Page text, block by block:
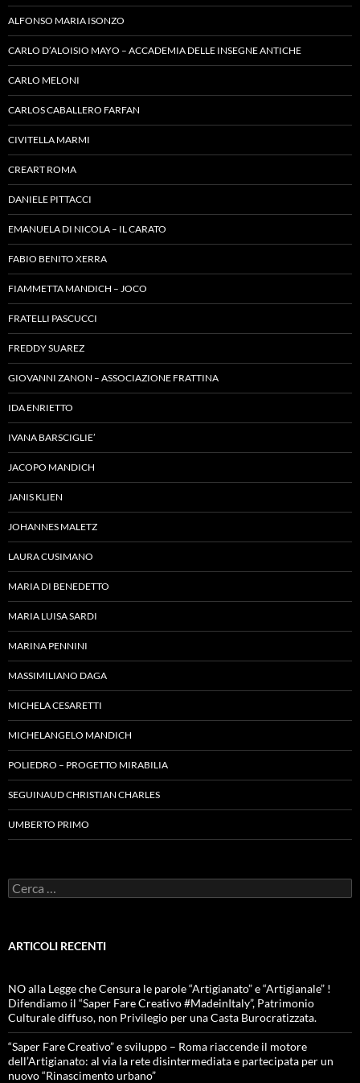
ALFONSO MARIA ISONZO
CARLO D’ALOISIO MAYO – ACCADEMIA DELLE INSEGNE ANTICHE
CARLO MELONI
CARLOS CABALLERO FARFAN
CIVITELLA MARMI
CREART ROMA
DANIELE PITTACCI
EMANUELA DI NICOLA – IL CARATO
FABIO BENITO XERRA
FIAMMETTA MANDICH – JOCO
FRATELLI PASCUCCI
FREDDY SUAREZ
GIOVANNI ZANON – ASSOCIAZIONE FRATTINA
IDA ENRIETTO
IVANA BARSCIGLIE’
JACOPO MANDICH
JANIS KLIEN
JOHANNES MALETZ
LAURA CUSIMANO
MARIA DI BENEDETTO
MARIA LUISA SARDI
MARINA PENNINI
MASSIMILIANO DAGA
MICHELA CESARETTI
MICHELANGELO MANDICH
POLIEDRO – PROGETTO MIRABILIA
SEGUINAUD CHRISTIAN CHARLES
UMBERTO PRIMO
Ricerca
per:
ARTICOLI RECENTI
NO alla Legge che Censura le parole “Artigianato” e “Artigianale” !
Difendiamo il “Saper Fare Creativo #MadeinItaly”, Patrimonio
Culturale diffuso, non Privilegio per una Casta Burocratizzata.
“Saper Fare Creativo” e sviluppo – Roma riaccende il motore
dell’Artigianato: al via la rete disintermediata e partecipata per un
nuovo “Rinascimento urbano”